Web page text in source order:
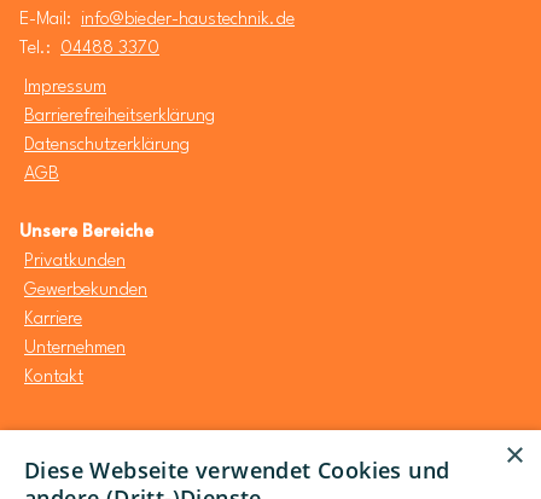
E-Mail:
info@bieder-haustechnik.de
Tel.:
04488 3370
Impressum
Barrierefreiheitserklärung
Datenschutzerklärung
AGB
Unsere Bereiche
Privatkunden
Gewerbekunden
Karriere
Unternehmen
Kontakt
×
Diese Webseite verwendet Cookies und